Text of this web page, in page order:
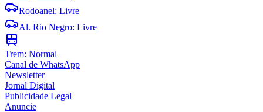
Rodoanel: Livre
Al. Rio Negro: Livre
Trem: Normal
Canal de WhatsApp
Newsletter
Jornal Digital
Publicidade Legal
Anuncie